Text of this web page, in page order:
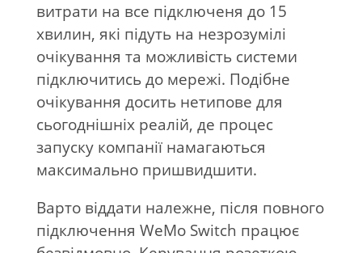
витрати на все підключеня до 15
хвилин, які підуть на незрозумілі
очікування та можливість системи
підключитись до мережі. Подібне
очікування досить нетипове для
сьогоднішніх реалій, де процес
запуску компанії намагаються
максимально пришвидшити.
Варто віддати належне, після повного
підключення WeMo Switch працює